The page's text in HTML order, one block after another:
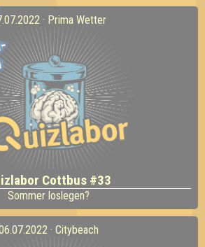
· Prima Wetter
Cottbus #33
Sommer loslegen?
· Citybeach